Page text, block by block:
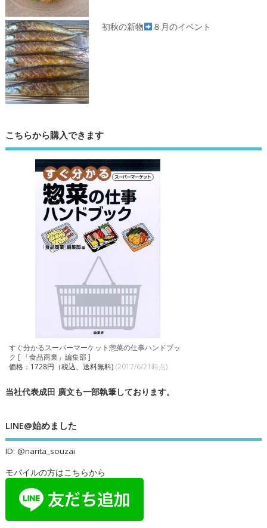
初秋の新物 ８月のイベント
こちらから購入できます
すぐ分かるスーパーマーケット惣菜の仕事ハンドブッ
ク [ 「食品商業」編集部 ]
価格：1728円（税込、送料無料) (2017/6/21時点)
当社代表成田 廣文も一部執筆しております。
LINE@始めました
ID: @narita_souzai
モバイルの方はこちらから